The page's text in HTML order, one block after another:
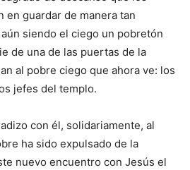
en guardar de manera tan
siendo el ciego un pobretón
de una de las puertas de la
al pobre ciego que ahora ve: los
jefes del templo.
con él, solidariamente, al
ha sido expulsado de la
nuevo encuentro con Jesús el